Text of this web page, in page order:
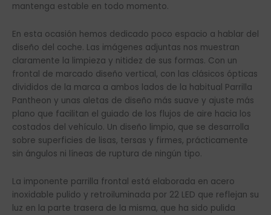
mantenga estable en todo momento.
En esta ocasión hemos dedicado poco espacio a hablar del
diseño del coche. Las imágenes adjuntas nos muestran
claramente la limpieza y nitidez de sus formas. Con un
frontal de marcado diseño vertical, con las clásicos ópticas
divididos de la marca a ambos lados de la habitual Parrilla
Pantheon y unas aletas de diseño más suave y ajuste más
plano que facilitan el guiado de los flujos de aire hacia los
costados del vehículo. Un diseño limpio, que se desarrolla
sobre superficies de lisas, tersas y firmes, prácticamente
sin ángulos ni líneas de ruptura de ningún tipo.
La imponente parrilla frontal está elaborada en acero
inoxidable pulido y retroiluminada por 22 LED que reflejan su
luz en la parte trasera de la misma, que ha sido pulida